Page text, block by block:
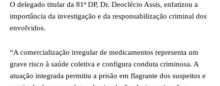
O delegado titular da 81ª DP, Dr. Deoclécio Assis, enfatizou a
importância da investigação e da responsabilização criminal dos
envolvidos.
“A comercialização irregular de medicamentos representa um
grave risco à saúde coletiva e configura conduta criminosa. A
atuação integrada permitiu a prisão em flagrante dos suspeitos e